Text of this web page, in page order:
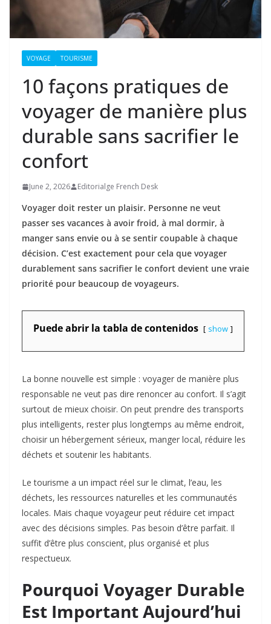
VOYAGE TOURISME
10 façons pratiques de
voyager de manière plus
durable sans sacrifier le
confort
June 2, 2026 Editorialge French Desk
Voyager doit rester un plaisir. Personne ne veut
passer ses vacances à avoir froid, à mal dormir, à
manger sans envie ou à se sentir coupable à chaque
décision. C’est exactement pour cela que voyager
durablement sans sacrifier le confort devient une vraie
priorité pour beaucoup de voyageurs.
Puede abrir la tabla de contenidos show
La bonne nouvelle est simple : voyager de manière plus
responsable ne veut pas dire renoncer au confort. Il s’agit
surtout de mieux choisir. On peut prendre des transports
plus intelligents, rester plus longtemps au même endroit,
choisir un hébergement sérieux, manger local, réduire les
déchets et soutenir les habitants.
Le tourisme a un impact réel sur le climat, l’eau, les
déchets, les ressources naturelles et les communautés
locales. Mais chaque voyageur peut réduire cet impact
avec des décisions simples. Pas besoin d’être parfait. Il
suffit d’être plus conscient, plus organisé et plus
respectueux.
Pourquoi Voyager Durable
Est Important Aujourd’hui